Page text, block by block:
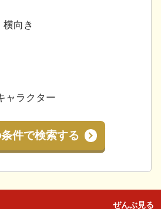
横向き
ャラクター
件で検索する
ぜんぶ見る